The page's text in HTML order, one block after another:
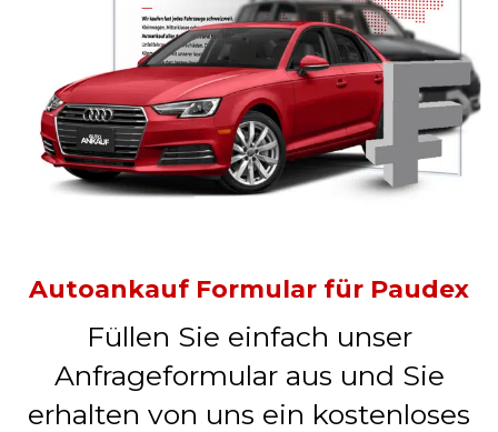
Autoankauf Formular für Paudex
Füllen Sie einfach unser
Anfrageformular aus und Sie
erhalten von uns ein kostenloses